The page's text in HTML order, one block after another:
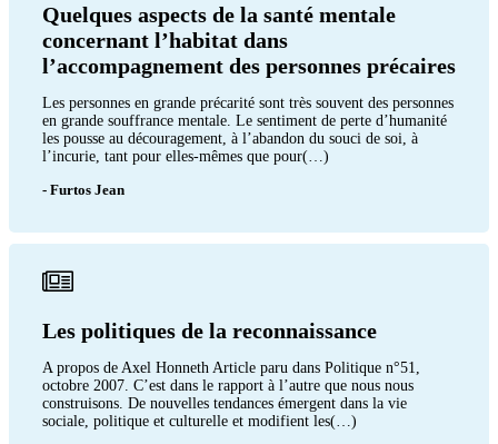
Quelques aspects de la santé mentale
concernant l’habitat dans
l’accompagnement des personnes précaires
Les personnes en grande précarité sont très souvent des personnes
en grande souffrance mentale. Le sentiment de perte d’humanité
les pousse au découragement, à l’abandon du souci de soi, à
l’incurie, tant pour elles-mêmes que pour(…)
- Furtos Jean
Les politiques de la reconnaissance
A propos de Axel Honneth Article paru dans Politique n°51,
octobre 2007. C’est dans le rapport à l’autre que nous nous
construisons. De nouvelles tendances émergent dans la vie
sociale, politique et culturelle et modifient les(…)